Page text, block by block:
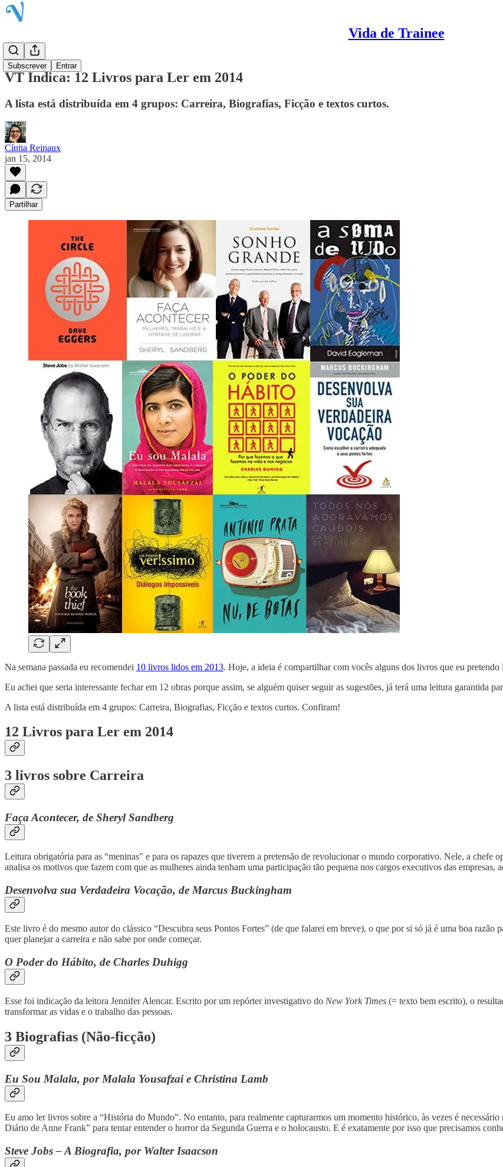
Vida de Trainee
Subscrever Entrar
Blog
VT Indica: 12 Livros para Ler em 2014
A lista está distribuída em 4 grupos: Carreira, Biografias, Ficção e textos curtos.
Cíntia Reinaux
jan 15, 2014
Partilhar
Na semana passada eu recomendei 10 livros lidos em 2013. Hoje, a ideia é compartilhar com vocês alguns dos livros que eu pretendo
Eu achei que seria interessante fechar em 12 obras porque assim, se alguém quiser seguir as sugestões, já terá uma leitura garantida
A lista está distribuída em 4 grupos: Carreira, Biografias, Ficção e textos curtos. Confiram!
12 Livros para Ler em 2014
3 livros sobre Carreira
Faça Acontecer, de Sheryl Sandberg
Leitura obrigatória para as “meninas” e para os rapazes que tiverem a pretensão de revolucionar o mundo corporativo. Nele, a chefe
analisa os motivos que fazem com que as mulheres ainda tenham uma participação tão pequena nos cargos executivos das
Desenvolva sua Verdadeira Vocação, de Marcus Buckingham
Este livro é do mesmo autor do clássico “Descubra seus Pontos Fortes” (de que falarei em breve), o que por si só já é uma boa
quer planejar a carreira e não sabe por onde começar.
O Poder do Hábito, de Charles Duhigg
Esse foi indicação da leitora Jennifer Alencar. Escrito por um repórter investigativo do New York Times (= texto bem escrito), o
transformar as vidas e o trabalho das pessoas.
3 Biografias (Não-ficção)
Eu Sou Malala, por Malala Yousafzai e Christina Lamb
Eu amo ler livros sobre a “História do Mundo”. No entanto, para realmente capturarmos um momento histórico, às vezes é
Diário de Anne Frank” para tentar entender o horror da Segunda Guerra e o holocausto. E é exatamente por isso que precisamos
Steve Jobs – A Biografia, por Walter Isaacson